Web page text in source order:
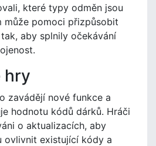
které typy odměn jsou
může pomoci přizpůsobit
aby splnily očekávání
hry
zavádějí nové funkce a
hodnotu kódů dárků. Hráči
o aktualizacích, aby
ovlivnit existující kódy a